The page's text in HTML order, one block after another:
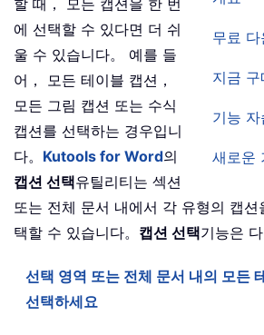
무료 다
지금 구
기능 자
새로운
할 때， 모든 캡션을 한 번
에 선택할 수 있다면 더 쉬
울 수 있습니다。 예를 들
어， 모든 테이블 캡션，
모든 그림 캡션 또는 수식
캡션를 선택하는 경우입니
다。 Kutools for Word의
캡션 선택유틸리티는 섹션
또는 전체 문서 내에서 각 유형의 캡션
택할 수 있습니다。 캡션 선택기능은
선택 영역 또는 전체 문서 내의 모든
선택하세요